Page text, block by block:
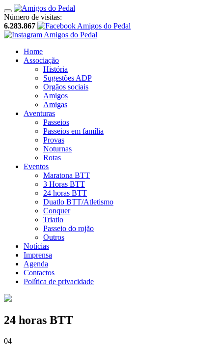
Número de visitas:
6.283.867
Home
Associação
História
Sugestões ADP
Orgãos sociais
Amigos
Amigas
Aventuras
Passeios
Passeios em família
Provas
Noturnas
Rotas
Eventos
Maratona BTT
3 Horas BTT
24 horas BTT
Duatlo BTT/Atletismo
Conquer
Triatlo
Passeio do rojão
Outros
Notícias
Imprensa
Agenda
Contactos
Política de privacidade
24 horas BTT
04